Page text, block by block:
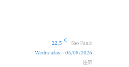
22.5 C
Sao Paulo
Wednesday - 05/08/2026
注册